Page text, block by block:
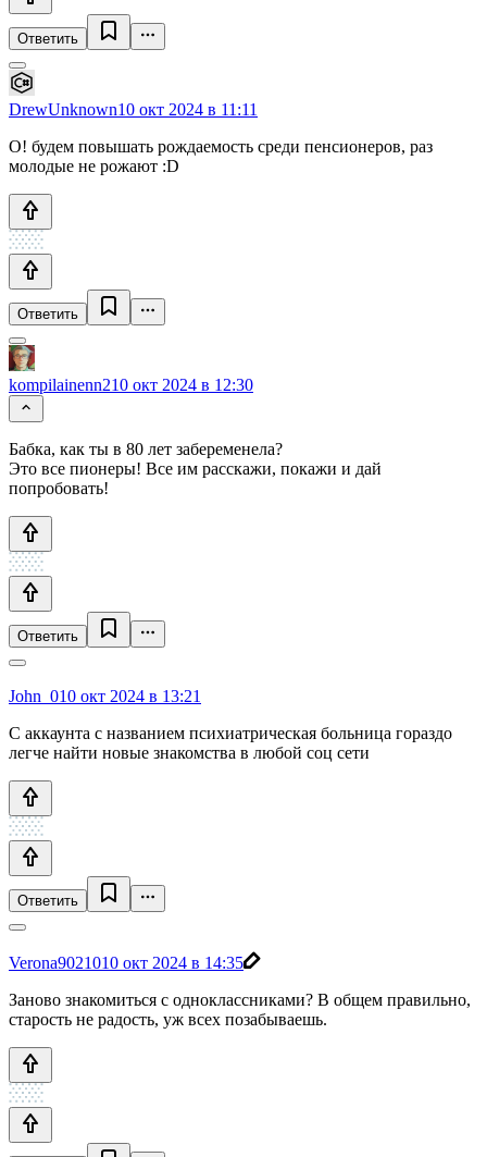
Ответить
DrewUnknown10 окт 2024 в 11:11
О! будем повышать рождаемость среди пенсионеров, раз
молодые не рожают :D
Ответить
kompilainenn210 окт 2024 в 12:30
Бабка, как ты в 80 лет забеременела?
Это все пионеры! Все им расскажи, покажи и дай
попробовать!
Ответить
John_010 окт 2024 в 13:21
С аккаунта с названием психиатрическая больница гораздо
легче найти новые знакомства в любой соц сети
Ответить
Verona9021010 окт 2024 в 14:35
Заново знакомиться с одноклассниками? В общем правильно,
старость не радость, уж всех позабываешь.